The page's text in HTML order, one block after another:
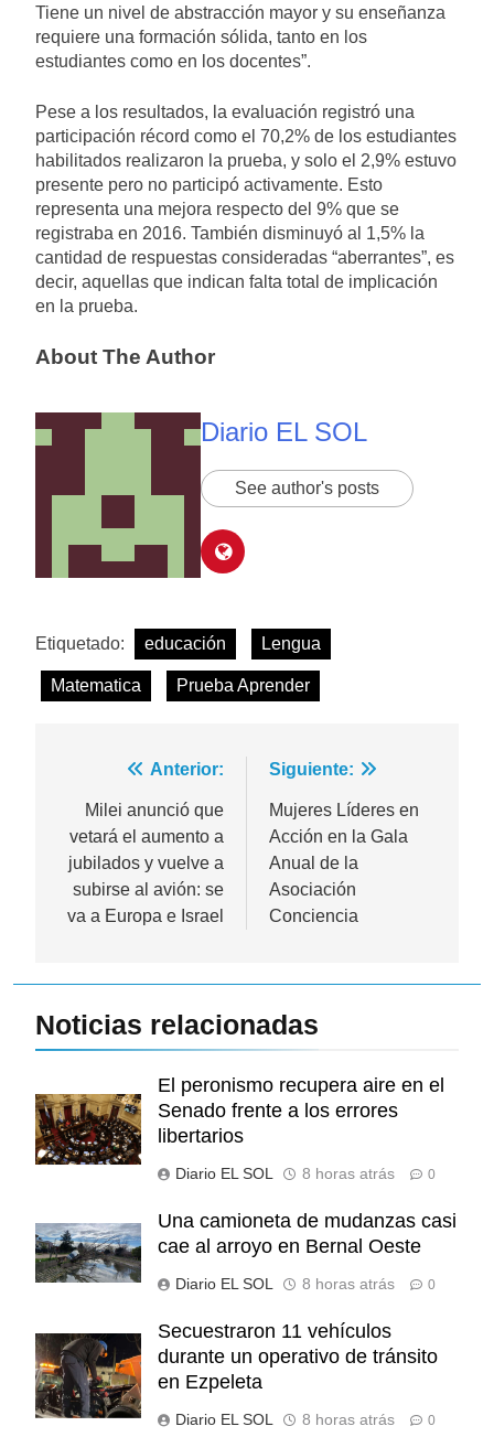
Tiene un nivel de abstracción mayor y su enseñanza
requiere una formación sólida, tanto en los
estudiantes como en los docentes”.
Pese a los resultados, la evaluación registró una
participación récord como el 70,2% de los estudiantes
habilitados realizaron la prueba, y solo el 2,9% estuvo
presente pero no participó activamente. Esto
representa una mejora respecto del 9% que se
registraba en 2016. También disminuyó al 1,5% la
cantidad de respuestas consideradas “aberrantes”, es
decir, aquellas que indican falta total de implicación
en la prueba.
About The Author
Diario EL SOL
See author's posts
Etiquetado: educación Lengua
Matematica Prueba Aprender
Navegación
de
entradas
Anterior:
Milei anunció que
vetará el aumento a
jubilados y vuelve a
subirse al avión: se
va a Europa e Israel
Siguiente:
Mujeres Líderes en
Acción en la Gala
Anual de la
Asociación
Conciencia
Noticias relacionadas
El peronismo recupera aire en el
Senado frente a los errores
libertarios
Diario EL SOL 8 horas atrás 0
Una camioneta de mudanzas casi
cae al arroyo en Bernal Oeste
Diario EL SOL 8 horas atrás 0
Secuestraron 11 vehículos
durante un operativo de tránsito
en Ezpeleta
Diario EL SOL 8 horas atrás 0